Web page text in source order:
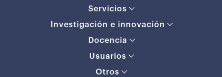
Servicios
Investigación e innovación
Docencia
Usuarios
Otros